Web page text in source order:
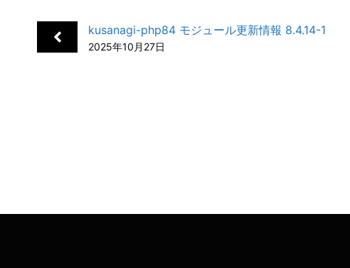
o
o
d
I
a
t
kusanagi-php84 モジュール更新情報 8.4.14-1
2025年10月27日